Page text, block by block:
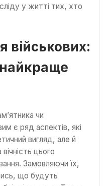
у житті тих, хто
військових:
чи
є ряд аспектів, які
вигляд, але й
цього
Замовляючи їх,
що будуть